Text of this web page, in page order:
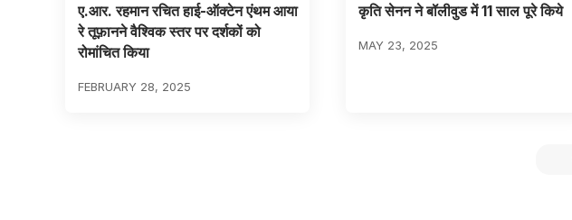
ए.आर. रहमान रचित हाई-ऑक्टेन एंथम आया
रे तूफ़ानने वैश्विक स्तर पर दर्शकों को
रोमांचित किया
FEBRUARY 28, 2025
कृति सेनन ने बॉलीवुड में 11 साल पूरे किये
MAY 23, 2025